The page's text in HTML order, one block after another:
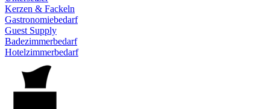
Kerzen & Fackeln
Gastronomiebedarf
Guest Supply
Badezimmerbedarf
Hotelzimmerbedarf